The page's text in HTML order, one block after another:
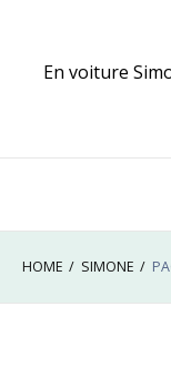
En voiture
HOME SIMONE